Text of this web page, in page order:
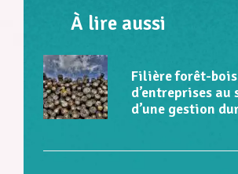
À lire aussi
Filière forêt-
d’entreprises au
d’une gestion